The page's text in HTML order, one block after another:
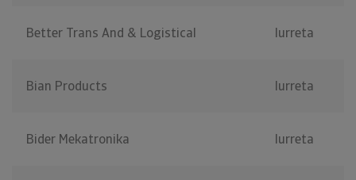
Better Trans And & Logistical Iurreta
Bian Products Iurreta
Bider Mekatronika Iurreta